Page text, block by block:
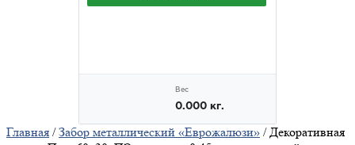
Главная /Забор металлический «Еврожалюзи» / Декоративная